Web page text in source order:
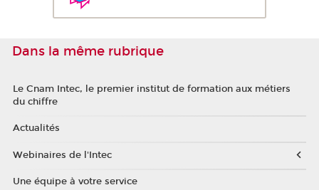
Dans la même rubrique
Le Cnam Intec, le premier institut de formation aux métiers
du chiffre
Actualités
Webinaires de l'Intec
Une équipe à votre service